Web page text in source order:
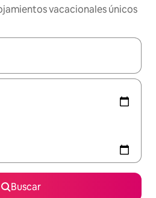
vacacionales únicos
disponibles, podrás navegar
Buscar